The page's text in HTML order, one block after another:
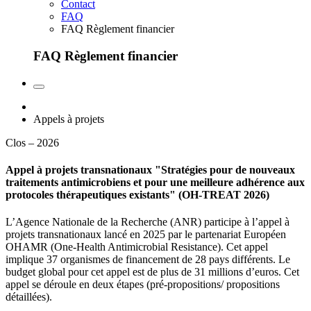
Contact
FAQ
FAQ Règlement financier
FAQ Règlement financier
Appels à projets
Clos – 2026
Appel à projets transnationaux "Stratégies pour de nouveaux
traitements antimicrobiens et pour une meilleure adhérence aux
protocoles thérapeutiques existants" (OH-TREAT 2026)
L’Agence Nationale de la Recherche (ANR) participe à l’appel à
projets transnationaux lancé en 2025 par le partenariat Européen
OHAMR (One-Health Antimicrobial Resistance). Cet appel
implique 37 organismes de financement de 28 pays différents. Le
budget global pour cet appel est de plus de 31 millions d’euros. Cet
appel se déroule en deux étapes (pré-propositions/ propositions
détaillées).